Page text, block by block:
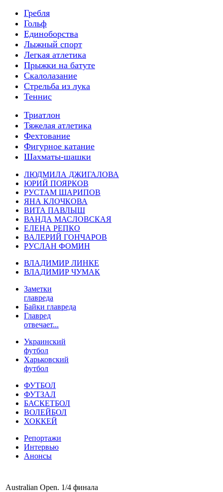
Гребля
Гольф
Единоборства
Лыжный спорт
Легкая атлетика
Прыжки на батуте
Скалолазание
Стрельба из лука
Теннис
Триатлон
Тяжелая атлетика
Фехтование
Фигурное катание
Шахматы-шашки
ЛЮДМИЛА ДЖИГАЛОВА
ЮРИЙ ПОЯРКОВ
РУСТАМ ШАРИПОВ
ЯНА КЛОЧКОВА
ВИТА ПАВЛЫШ
ВАНДА МАСЛОВСКАЯ
ЕЛЕНА РЕПКО
ВАЛЕРИЙ ГОНЧАРОВ
РУСЛАН ФОМИН
ВЛАДИМИР ЛИНКЕ
ВЛАДИМИР ЧУМАК
Заметки
главреда
Байки главреда
Главред
отвечает...
Украинский
футбол
Харьковский
футбол
ФУТБОЛ
ФУТЗАЛ
БАСКЕТБОЛ
ВОЛЕЙБОЛ
ХОККЕЙ
Репортажи
Интервью
Анонсы
Australian Open. 1/4 финала